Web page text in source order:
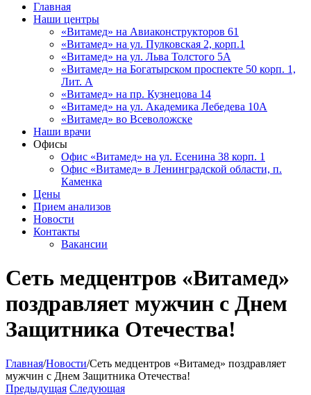
Главная
Наши центры
«Витамед» на Авиаконструкторов 61
«Витамед» на ул. Пулковская 2, корп.1
«Витамед» на ул. Льва Толстого 5А
«Витамед» на Богатырском проспекте 50 корп. 1,
Лит. А
«Витамед» на пр. Кузнецова 14
«Витамед» на ул. Академика Лебедева 10А
«Витамед» во Всеволожске
Наши врачи
Офисы
Офис «Витамед» на ул. Есенина 38 корп. 1
Офис «Витамед» в Ленинградской области, п.
Каменка
Цены
Прием анализов
Новости
Контакты
Вакансии
Сеть медцентров «Витамед»
поздравляет мужчин с Днем
Защитника Отечества!
Главная/Новости/Сеть медцентров «Витамед» поздравляет
мужчин с Днем Защитника Отечества!
Предыдущая Следующая